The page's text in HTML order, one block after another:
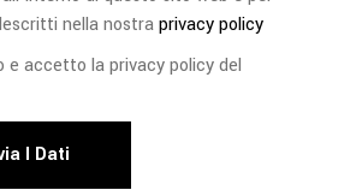
nella nostraprivacy policy
e accetto la privacy policy del
I Dati